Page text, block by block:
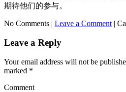
期待他们的参与。
No Comments | Leave a Comment |
Leave a Reply
Your email address will not be
marked *
Comment